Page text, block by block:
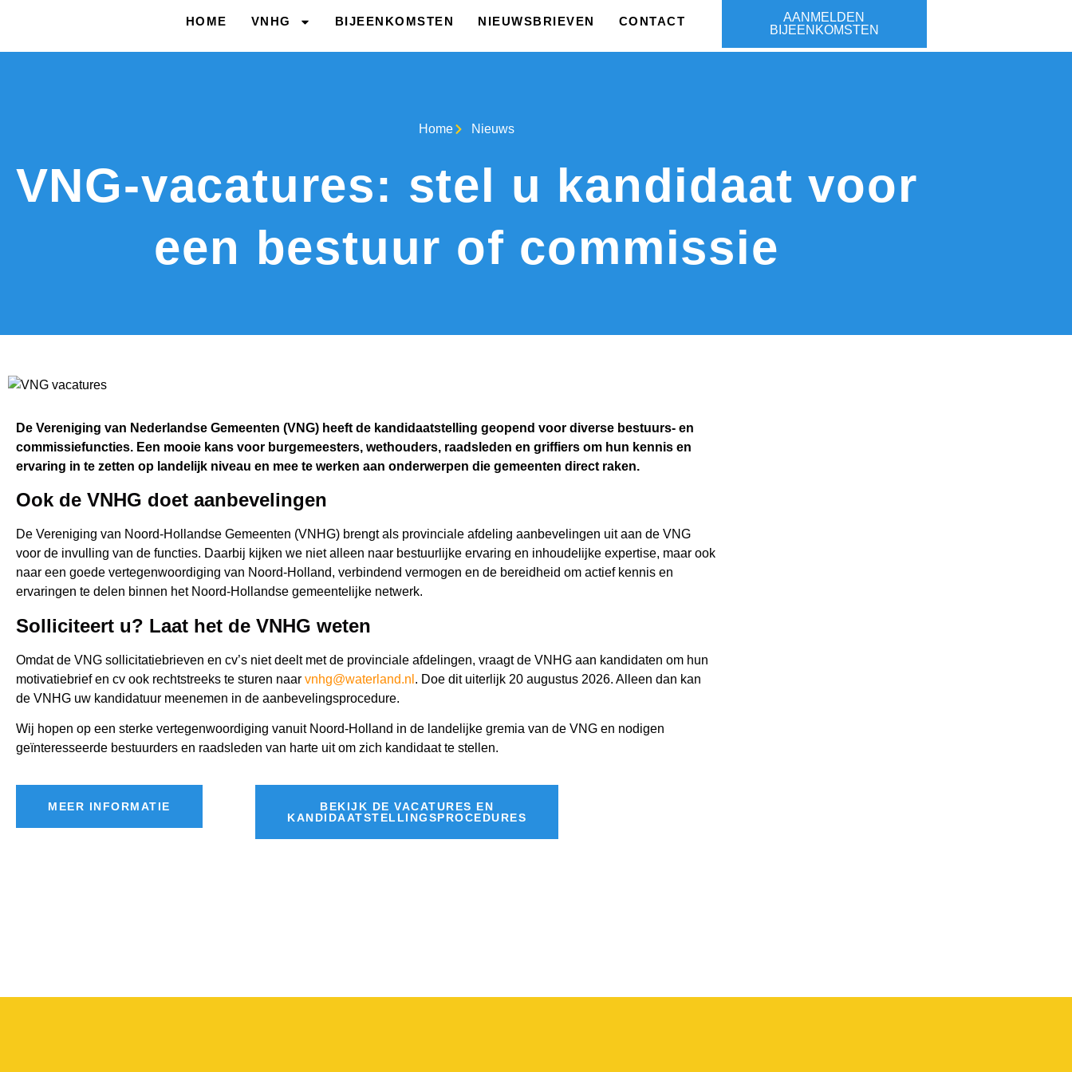
HOME VNHG BIJEENKOMSTEN NIEUWSBRIEVEN CONTACT
AANMELDEN
BIJEENKOMSTEN
Home Nieuws
VNG-vacatures: stel u kandidaat voor
een bestuur of commissie
De Vereniging van Nederlandse Gemeenten (VNG) heeft de kandidaatstelling geopend voor diverse bestuurs- en
commissiefuncties. Een mooie kans voor burgemeesters, wethouders, raadsleden en griffiers om hun kennis en
ervaring in te zetten op landelijk niveau en mee te werken aan onderwerpen die gemeenten direct raken.
Ook de VNHG doet aanbevelingen
De Vereniging van Noord-Hollandse Gemeenten (VNHG) brengt als provinciale afdeling aanbevelingen uit aan de VNG
voor de invulling van de functies. Daarbij kijken we niet alleen naar bestuurlijke ervaring en inhoudelijke expertise, maar ook
naar een goede vertegenwoordiging van Noord-Holland, verbindend vermogen en de bereidheid om actief kennis en
ervaringen te delen binnen het Noord-Hollandse gemeentelijke netwerk.
Solliciteert u? Laat het de VNHG weten
Omdat de VNG sollicitatiebrieven en cv’s niet deelt met de provinciale afdelingen, vraagt de VNHG aan kandidaten om hun
motivatiebrief en cv ook rechtstreeks te sturen naar vnhg@waterland.nl . Doe dit uiterlijk 20 augustus 2026. Alleen dan kan
de VNHG uw kandidatuur meenemen in de aanbevelingsprocedure.
Wij hopen op een sterke vertegenwoordiging vanuit Noord-Holland in de landelijke gremia van de VNG en nodigen
geïnteresseerde bestuurders en raadsleden van harte uit om zich kandidaat te stellen.
MEER INFORMATIE
BEKIJK DE VACATURES EN
KANDIDAATSTELLINGSPROCEDURES